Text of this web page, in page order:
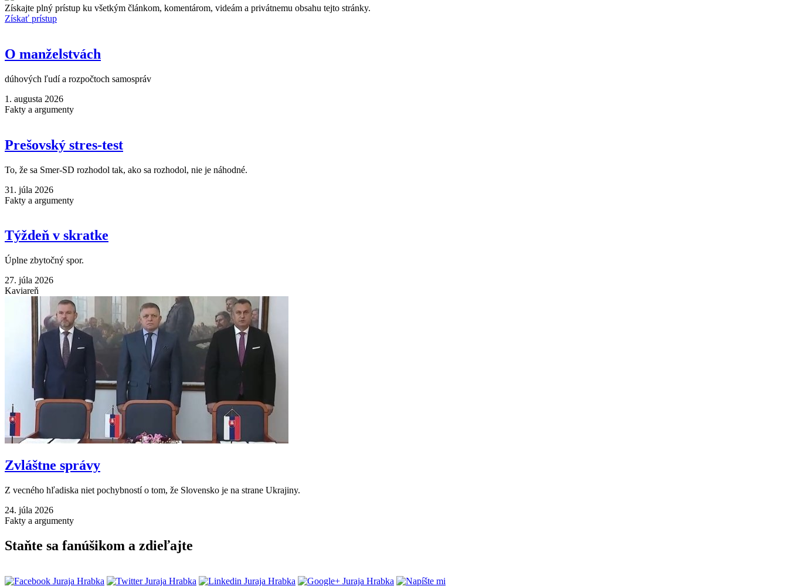
Získajte plný prístup ku všetkým článkom, komentárom, videám a privátnemu obsahu tejto stránky.
Získať prístup
O manželstvách
dúhových ľudí a rozpočtoch samospráv
1. augusta 2026
Fakty a argumenty
Prešovský stres-test
To, že sa Smer-SD rozhodol tak, ako sa rozhodol, nie je náhodné.
31. júla 2026
Fakty a argumenty
Týždeň v skratke
Úplne zbytočný spor.
27. júla 2026
Kaviareň
Zvláštne správy
Z vecného hľadiska niet pochybností o tom, že Slovensko je na strane Ukrajiny.
24. júla 2026
Fakty a argumenty
Staňte sa fanúšikom a zdieľajte